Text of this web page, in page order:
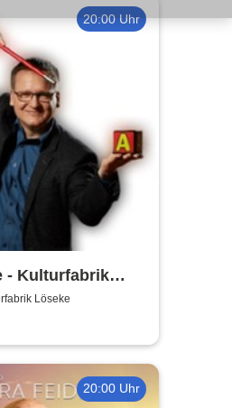
20:00 Uhr
- Kulturfabrik
Löseke
20:00 Uhr